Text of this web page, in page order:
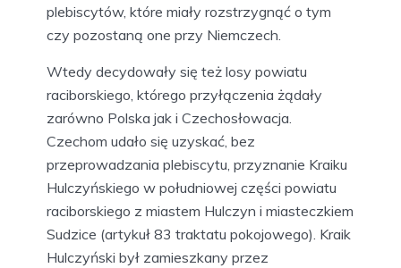
plebiscytów, które miały rozstrzygnąć o tym
czy pozostaną one przy Niemczech.
Wtedy decydowały się też losy powiatu
raciborskiego, którego przyłączenia żądały
zarówno Polska jak i Czechosłowacja.
Czechom udało się uzyskać, bez
przeprowadzania plebiscytu, przyznanie Kraiku
Hulczyńskiego w południowej części powiatu
raciborskiego z miastem Hulczyn i miasteczkiem
Sudzice (artykuł 83 traktatu pokojowego). Kraik
Hulczyński był zamieszkany przez